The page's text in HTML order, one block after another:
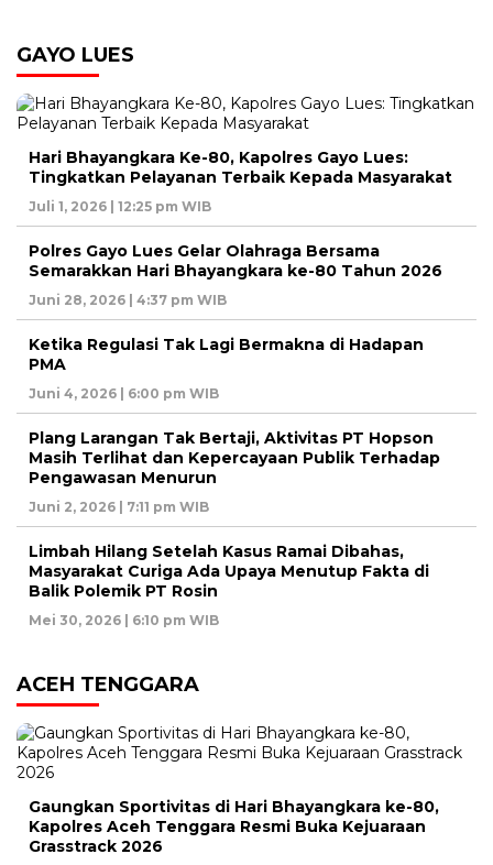
GAYO LUES
Hari Bhayangkara Ke-80, Kapolres Gayo Lues:
Tingkatkan Pelayanan Terbaik Kepada Masyarakat
Juli 1, 2026 | 12:25 pm WIB
Polres Gayo Lues Gelar Olahraga Bersama
Semarakkan Hari Bhayangkara ke-80 Tahun 2026
Juni 28, 2026 | 4:37 pm WIB
Ketika Regulasi Tak Lagi Bermakna di Hadapan
PMA
Juni 4, 2026 | 6:00 pm WIB
Plang Larangan Tak Bertaji, Aktivitas PT Hopson
Masih Terlihat dan Kepercayaan Publik Terhadap
Pengawasan Menurun
Juni 2, 2026 | 7:11 pm WIB
Limbah Hilang Setelah Kasus Ramai Dibahas,
Masyarakat Curiga Ada Upaya Menutup Fakta di
Balik Polemik PT Rosin
Mei 30, 2026 | 6:10 pm WIB
ACEH TENGGARA
Gaungkan Sportivitas di Hari Bhayangkara ke-80,
Kapolres Aceh Tenggara Resmi Buka Kejuaraan
Grasstrack 2026